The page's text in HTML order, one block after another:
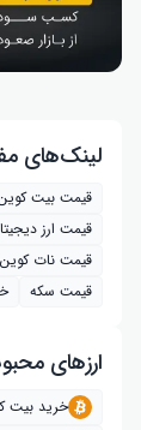
لینک‌های
قیمت بیت
قیمت ارز
قیمت نات کوین
قیمت سکه
ارز‌های
خرید بیت